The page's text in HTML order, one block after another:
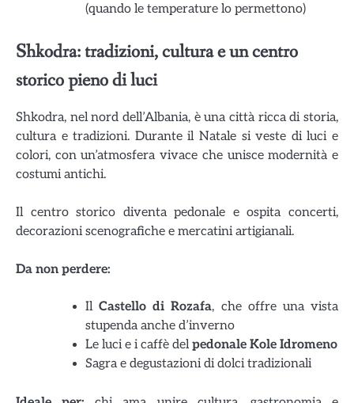
(quando le temperature lo permettono)
Shkodra: tradizioni, cultura e un centro
storico pieno di luci
Shkodra, nel nord dell’Albania, è una città ricca di storia,
cultura e tradizioni. Durante il Natale si veste di luci e
colori, con un’atmosfera vivace che unisce modernità e
costumi antichi.
Il centro storico diventa pedonale e ospita concerti,
decorazioni scenografiche e mercatini artigianali.
Da non perdere:
IlCastello di Rozafa, che offre una vista
stupenda anche d’inverno
Le luci e i caffè delpedonale Kole Idromeno
Sagra e degustazioni di dolci tradizionali